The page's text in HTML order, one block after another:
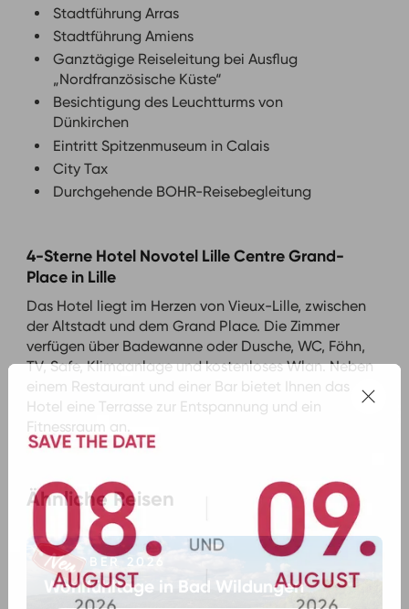
Stadtführung Arras
Stadtführung Amiens
Ganztägige Reiseleitung bei Ausflug
„Nordfranzösische Küste“
Besichtigung des Leuchtturms von
Dünkirchen
Eintritt Spitzenmuseum in Calais
City Tax
Durchgehende BOHR-Reisebegleitung
4-Sterne Hotel Novotel Lille Centre Grand-
Place in Lille
Das Hotel liegt im Herzen von Vieux-Lille, zwischen
der Altstadt und dem Grand Place. Die Zimmer
verfügen über Badewanne oder Dusche, WC, Föhn,
TV, Safe, Klimaanlage und kostenloses Wlan. Neben
einem Restaurant und einer Bar bietet Ihnen das
Hotel eine Terrasse zur Entspannung und ein
Fitnessraum an.
Ähnliche Reisen
OKTOBER 2026
Wohlfühltage in Bad Wildungen